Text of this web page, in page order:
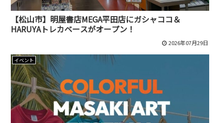
【松山市】明屋書店MEGA平田店にガシャココ＆
HARUYAトレカベースがオープン！
2026年07月29日
イベント